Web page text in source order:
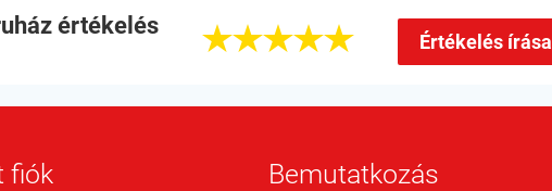
értékelés  Értékelés írása
fiók Bemutatkozás